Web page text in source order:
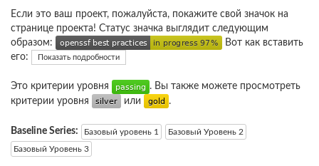
Если это ваш проект, пожалуйста, покажите свой значок на
странице проекта! Статус значка выглядит следующим
образом:
Вот как вставить
его:
Показать подробности
Это критерии уровня
. Вы также можете просмотреть
критерии уровня
или .
Baseline Series: Базовый уровень 1
Базовый Уровень 2
Базовый Уровень 3